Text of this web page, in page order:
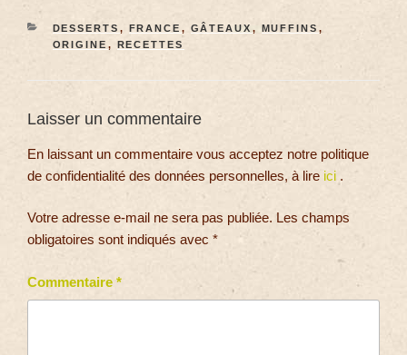
DESSERTS , FRANCE , GÂTEAUX , MUFFINS ,
ORIGINE , RECETTES
Laisser un commentaire
En laissant un commentaire vous acceptez notre politique
de confidentialité des données personnelles, à lire ici .
Votre adresse e-mail ne sera pas publiée. Les champs
obligatoires sont indiqués avec *
Commentaire *